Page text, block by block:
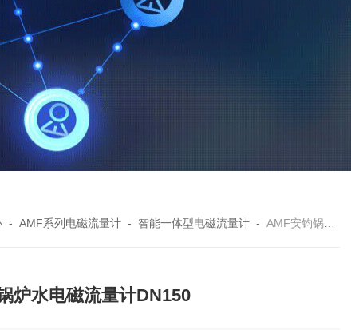
-AMF系列电磁流量计 - 智能一体型电磁流量计 -AMF安钧锅炉水电磁流量计DN150
炉水电磁流量计DN150